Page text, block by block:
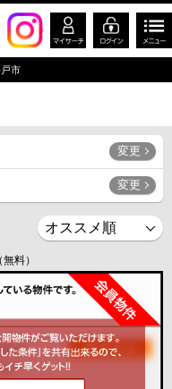
市
変更
変更
料）